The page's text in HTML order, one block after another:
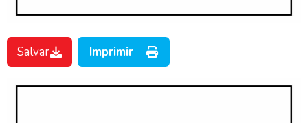
Salvar Imprimir